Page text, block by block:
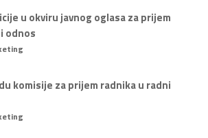
u okviru javnog oglasa za prijem
odnos
komisije za prijem radnika u radni